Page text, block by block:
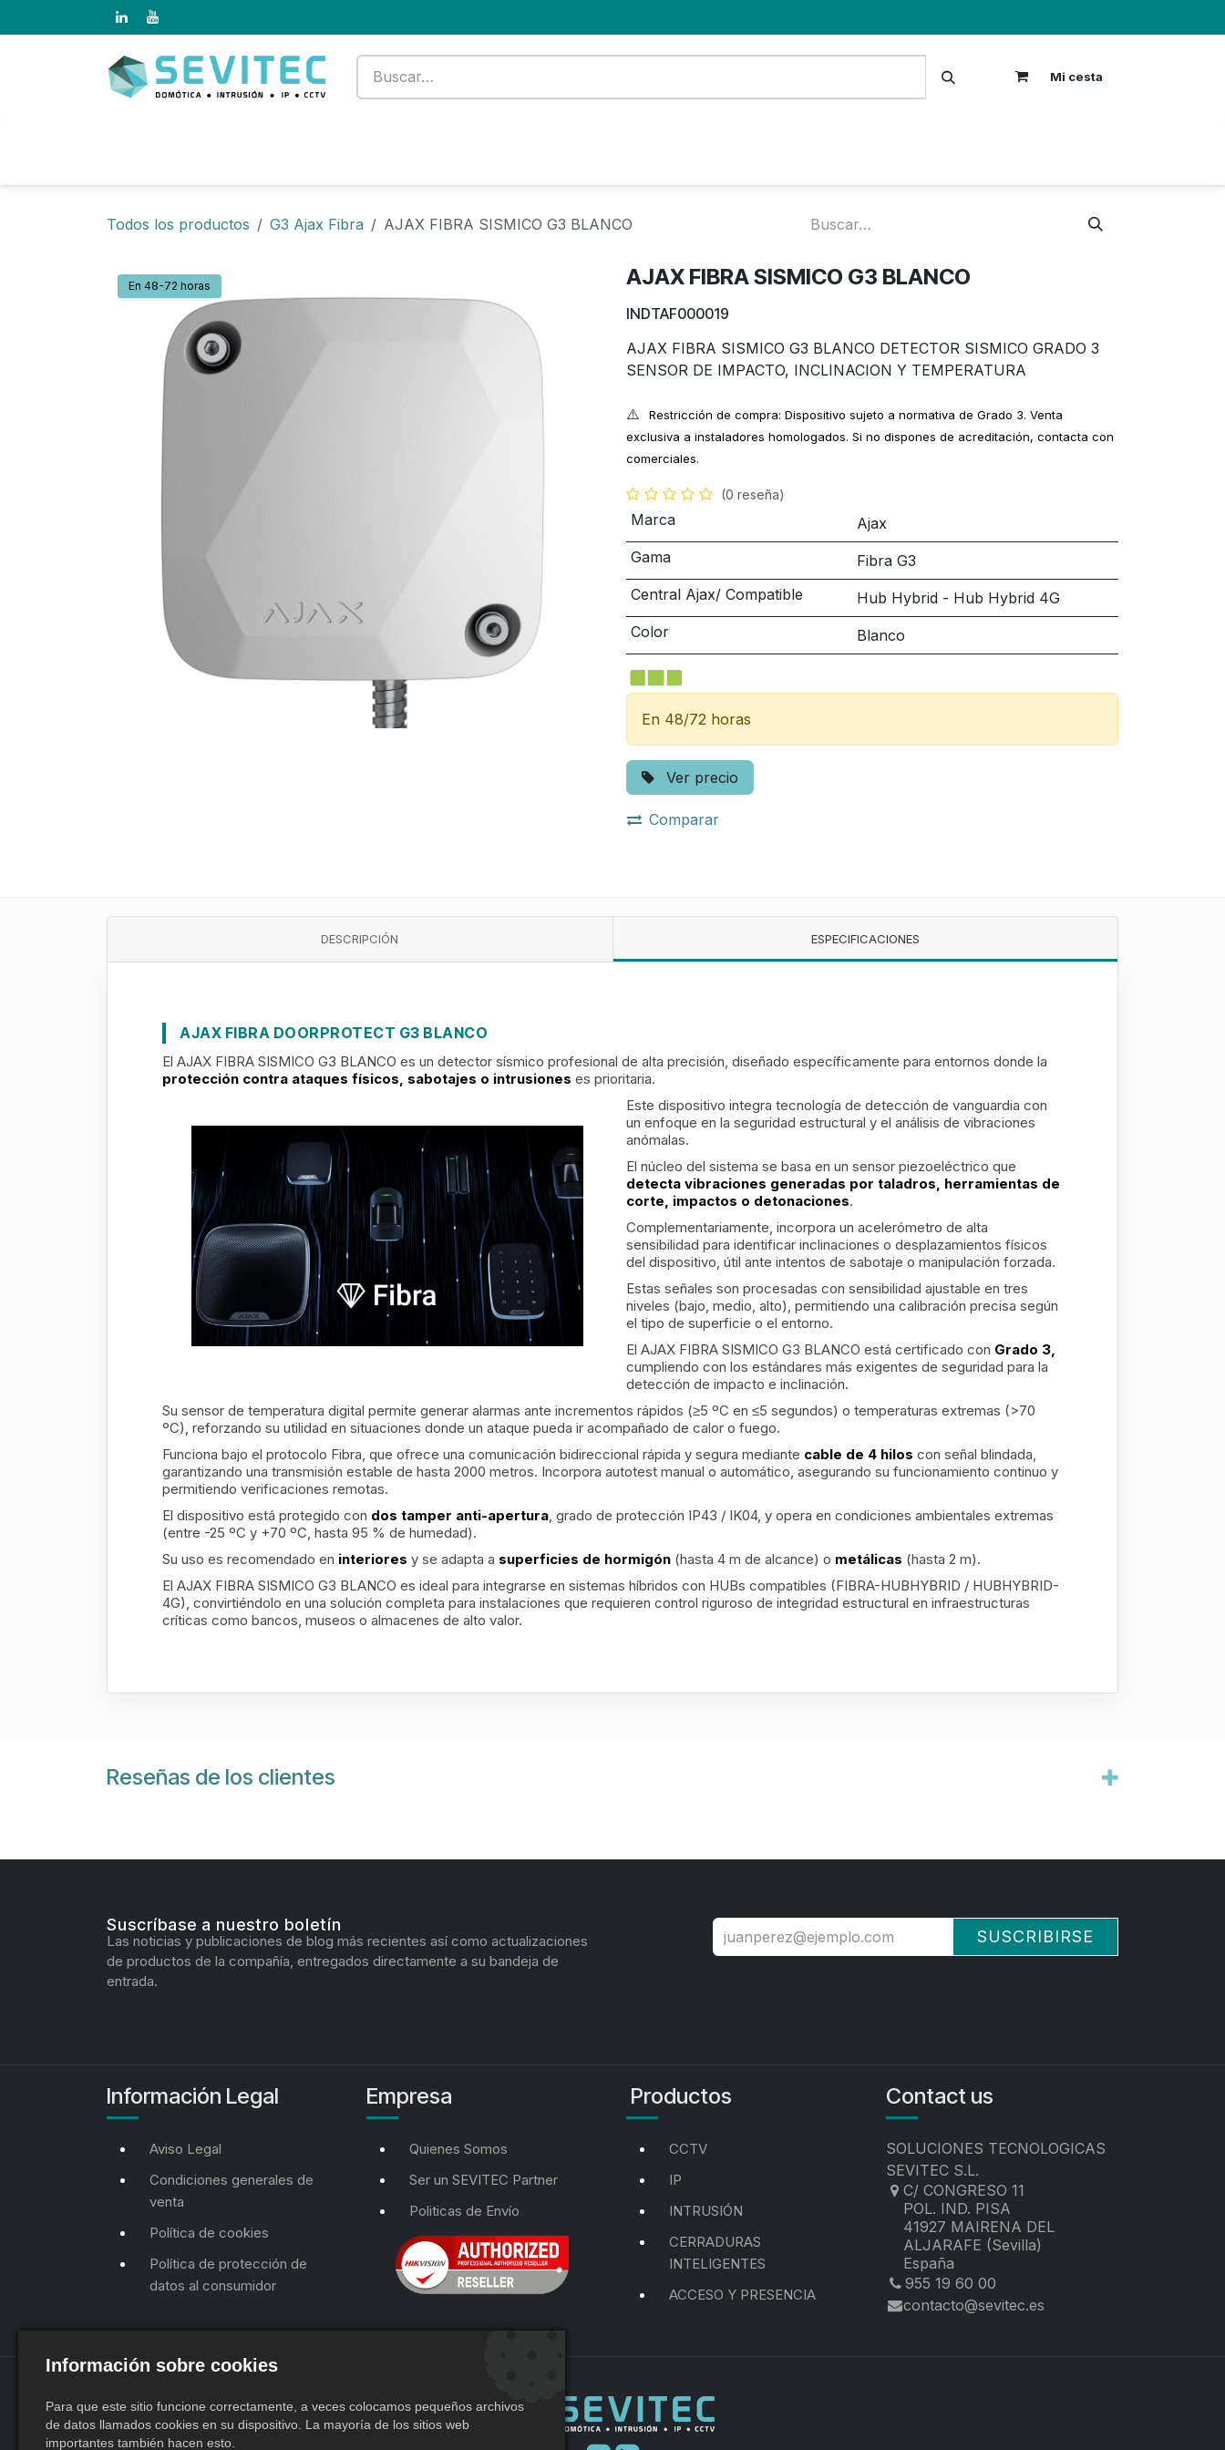
Mi cesta
Todos los productos G3 Ajax Fibra AJAX FIBRA SISMICO G3 BLANCO
En 48-72 horas AJAX FIBRA SISMICO G3 BLANCO
INDTAF000019
AJAX FIBRA SISMICO G3 BLANCO DETECTOR SISMICO GRADO 3
SENSOR DE IMPACTO, INCLINACION Y TEMPERATURA
⚠️
Restricción de compra: Dispositivo sujeto a normativa de Grado 3. Venta
exclusiva a instaladores homologados. Si no dispones de acreditación, contacta con
comerciales.
(0 reseña)
Marca
Ajax
Gama
Fibra G3
Central Ajax/ Compatible
Hub Hybrid - Hub Hybrid 4G
Color
Blanco
En 48/72 horas
Ver precio
Comparar
DESCRIPCIÓN ESPECIFICACIONES
AJAX FIBRA DOORPROTECT G3 BLANCO
El AJAX FIBRA SISMICO G3 BLANCO es un detector sísmico profesional de alta precisión, diseñado específicamente para entornos donde la
protección contra ataques físicos, sabotajes o intrusiones es prioritaria.
Este dispositivo integra tecnología de detección de vanguardia con
un enfoque en la seguridad estructural y el análisis de vibraciones
anómalas.
El núcleo del sistema se basa en un sensor piezoeléctrico que
detecta vibraciones generadas por taladros, herramientas de
corte, impactos o detonaciones.
Complementariamente, incorpora un acelerómetro de alta
sensibilidad para identificar inclinaciones o desplazamientos físicos
del dispositivo, útil ante intentos de sabotaje o manipulación forzada.
Estas señales son procesadas con sensibilidad ajustable en tres
niveles (bajo, medio, alto), permitiendo una calibración precisa según
el tipo de superficie o el entorno.
El AJAX FIBRA SISMICO G3 BLANCO está certificado con Grado 3,
cumpliendo con los estándares más exigentes de seguridad para la
detección de impacto e inclinación.
Su sensor de temperatura digital permite generar alarmas ante incrementos rápidos (≥5 ºC en ≤5 segundos) o temperaturas extremas (>70
ºC), reforzando su utilidad en situaciones donde un ataque pueda ir acompañado de calor o fuego.
Funciona bajo el protocolo Fibra, que ofrece una comunicación bidireccional rápida y segura mediante cable de 4 hilos con señal blindada,
garantizando una transmisión estable de hasta 2000 metros. Incorpora autotest manual o automático, asegurando su funcionamiento continuo y
permitiendo verificaciones remotas.
El dispositivo está protegido con dos tamper anti-apertura, grado de protección IP43 / IK04, y opera en condiciones ambientales extremas
(entre -25 ºC y +70 ºC, hasta 95 % de humedad).
Su uso es recomendado en interiores y se adapta a superficies de hormigón (hasta 4 m de alcance) o metálicas (hasta 2 m).
El AJAX FIBRA SISMICO G3 BLANCO es ideal para integrarse en sistemas híbridos con HUBs compatibles (FIBRA-HUBHYBRID / HUBHYBRID-
4G), convirtiéndolo en una solución completa para instalaciones que requieren control riguroso de integridad estructural en infraestructuras
críticas como bancos, museos o almacenes de alto valor.
Reseñas de los clientes
Suscríbase a nuestro boletín
Las noticias y publicaciones de blog más recientes así como actualizaciones
de productos de la compañía, entregados directamente a su bandeja de
entrada.
SUSCRIBIRSE
Información Legal
Aviso Legal
Condiciones generales de
venta
Política de cookies
Política de protección de
datos al consumidor
Empresa
Quienes Somos
Ser un SEVITEC Partner
Politicas de Envío
Productos
CCTV
IP
INTRUSIÓN
CERRADURAS
INTELIGENTES
ACCESO Y PRESENCIA
Contact us
SOLUCIONES TECNOLOGICAS
SEVITEC S.L.
C/ CONGRESO 11
POL. IND. PISA
41927 MAIRENA DEL
ALJARAFE (Sevilla)
España
955 19 60 00
contacto@sevitec.es
Información sobre cookies
Para que este sitio funcione correctamente, a veces colocamos pequeños archivos
de datos llamados cookies en su dispositivo. La mayoría de los sitios web
importantes también hacen esto.